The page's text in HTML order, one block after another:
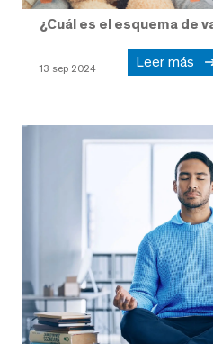
¿Cuál es el esquema de
13 sep 2024 Leer más